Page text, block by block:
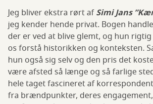
Jeg bliver ekstra rørt af Simi Jans
jeg kender hende privat. Bogen
der er ved at blive glemt, og hun
os forstå historikken og konteksten.
hun også sig selv og den pris det
være afsted så længe og så farlige
hele taget fascineret af
fra brændpunkter, deres engagement,